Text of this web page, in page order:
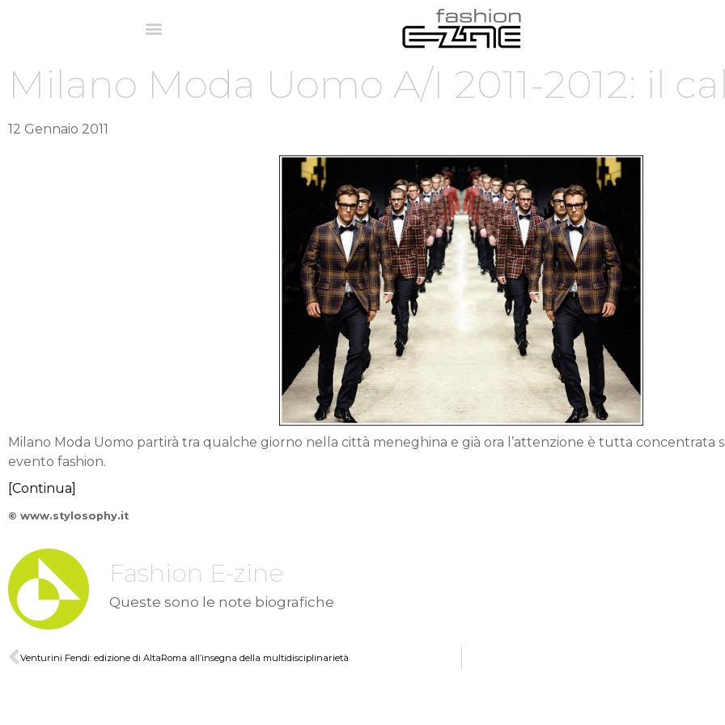
Milano Moda Uomo A/I 2011-2012: il
12 Gennaio 2011
Milano Moda Uomo partirà tra qualche giorno nella città meneghina e già ora l’attenzione è tutta concentrata
evento fashion.
[Continua]
© www.stylosophy.it
Fashion E-zine
Queste sono le note biografiche
Venturini Fendi: edizione di AltaRoma all’insegna della multidisciplinarietà